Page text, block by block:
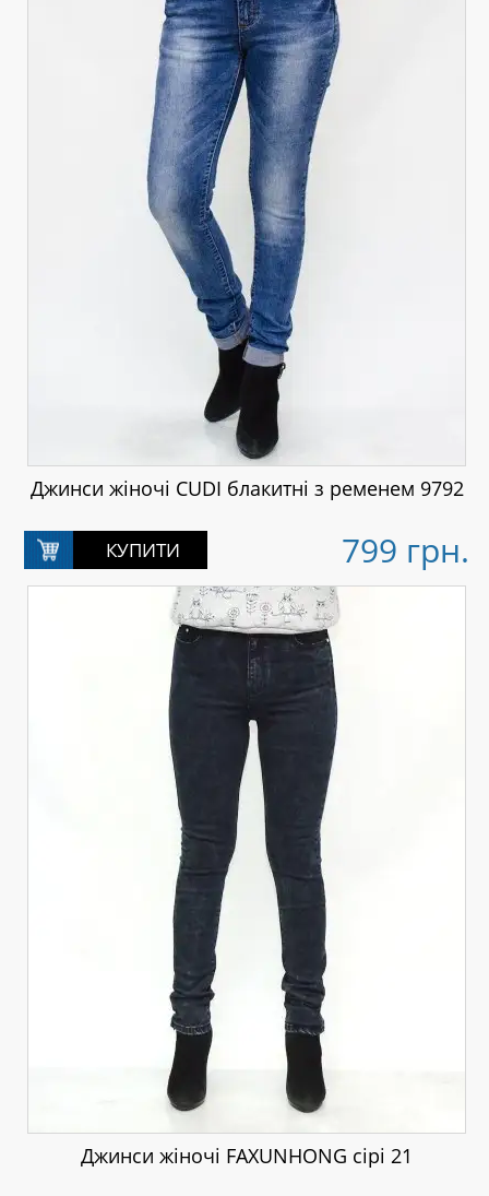
Джинси жіночі CUDI блакитні з ременем 9792
799 грн.
Джинси жіночі FAXUNHONG сірі 21